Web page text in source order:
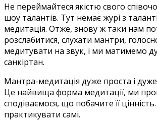
Не переймайтеся якістю свого
шоу талантів. Тут немає журі з
медитація. Отже, знову ж таки нам
розслабитися, слухати мантри,
медитувати на звук, і ми матимемо
санкіртан.
Мантра-медитація дуже проста і
Це найвища форма медитації, ми
сподіваємося, що побачите її
практикувати самі.